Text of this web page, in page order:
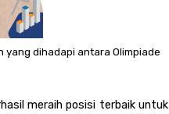
dihadapi antara Olimpiade
meraih posisi terbaik untuk